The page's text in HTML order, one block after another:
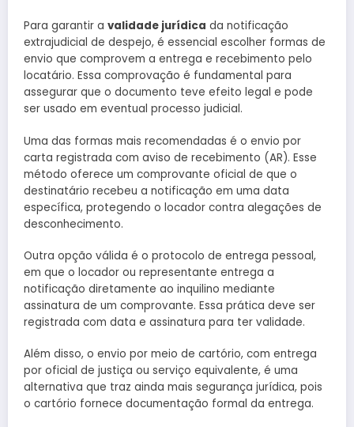
Para garantir a validade jurídica da notificação
extrajudicial de despejo, é essencial escolher formas de
envio que comprovem a entrega e recebimento pelo
locatário. Essa comprovação é fundamental para
assegurar que o documento teve efeito legal e pode
ser usado em eventual processo judicial.
Uma das formas mais recomendadas é o envio por
carta registrada com aviso de recebimento (AR). Esse
método oferece um comprovante oficial de que o
destinatário recebeu a notificação em uma data
específica, protegendo o locador contra alegações de
desconhecimento.
Outra opção válida é o protocolo de entrega pessoal,
em que o locador ou representante entrega a
notificação diretamente ao inquilino mediante
assinatura de um comprovante. Essa prática deve ser
registrada com data e assinatura para ter validade.
Além disso, o envio por meio de cartório, com entrega
por oficial de justiça ou serviço equivalente, é uma
alternativa que traz ainda mais segurança jurídica, pois
o cartório fornece documentação formal da entrega.